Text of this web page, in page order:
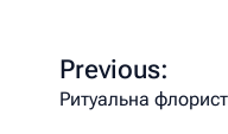
Previous:
Ритуальна